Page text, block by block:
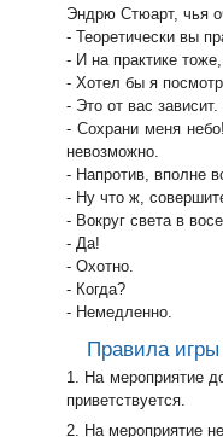
Эндрю Стюарт, чья
- Теоретически вы
- И на практике
- Хотел бы я
- Это от вас
- Сохрани меня
невозможно.
- Напротив, вполне
- Ну что ж,
- Вокруг света в
- Да!
- Охотно.
- Когда?
- Немедленно.
Правила игры
1. На мероприятие
приветствуется.
2. На мероприятие